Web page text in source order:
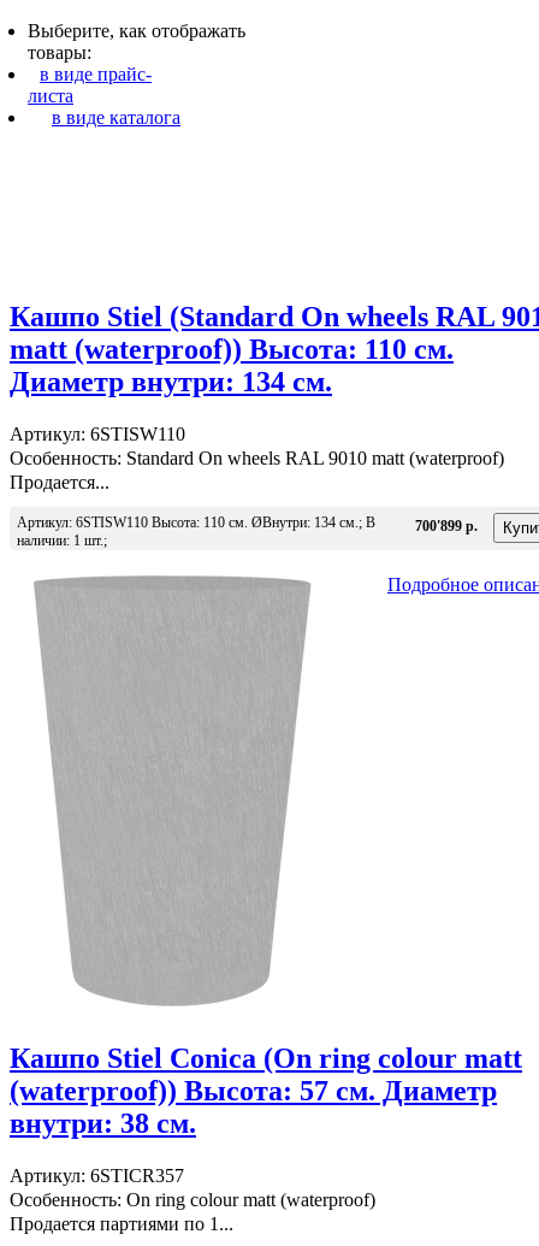
Выберите, как отображать
товары:
в виде прайс-
листа
в виде каталога
Кашпо Stiel (Standard On wheels RAL
matt (waterproof)) Высота: 110 см.
Диаметр внутри: 134 см.
Артикул: 6STISW110
Особенность: Standard On wheels RAL 9010 matt (waterproof)
Продается...
Артикул: 6STISW110 Высота: 110 см. ØВнутри: 134 см.; В
наличии: 1 шт.;
700'899 р.
Подробное
Кашпо Stiel Conica (On ring colour matt
(waterproof)) Высота: 57 см. Диаметр
внутри: 38 см.
Артикул: 6STICR357
Особенность: On ring colour matt (waterproof)
Продается партиями по 1...